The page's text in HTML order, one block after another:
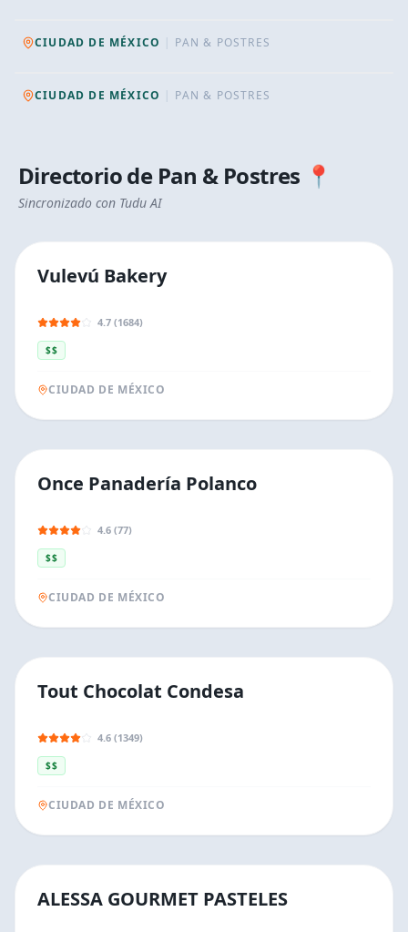
CIUDAD DE MÉXICO PAN & POSTRES
Joe Gelato
CIUDAD DE MÉXICO PAN & POSTRES
Directorio de Pan & Postres 📍
Sincronizado con Tudu AI
Vulevú Bakery
4.7 (1684)
$$
CIUDAD DE MÉXICO
Once Panadería Polanco
4.6 (77)
$$
CIUDAD DE MÉXICO
Tout Chocolat Condesa
4.6 (1349)
$$
CIUDAD DE MÉXICO
ALESSA GOURMET PASTELES